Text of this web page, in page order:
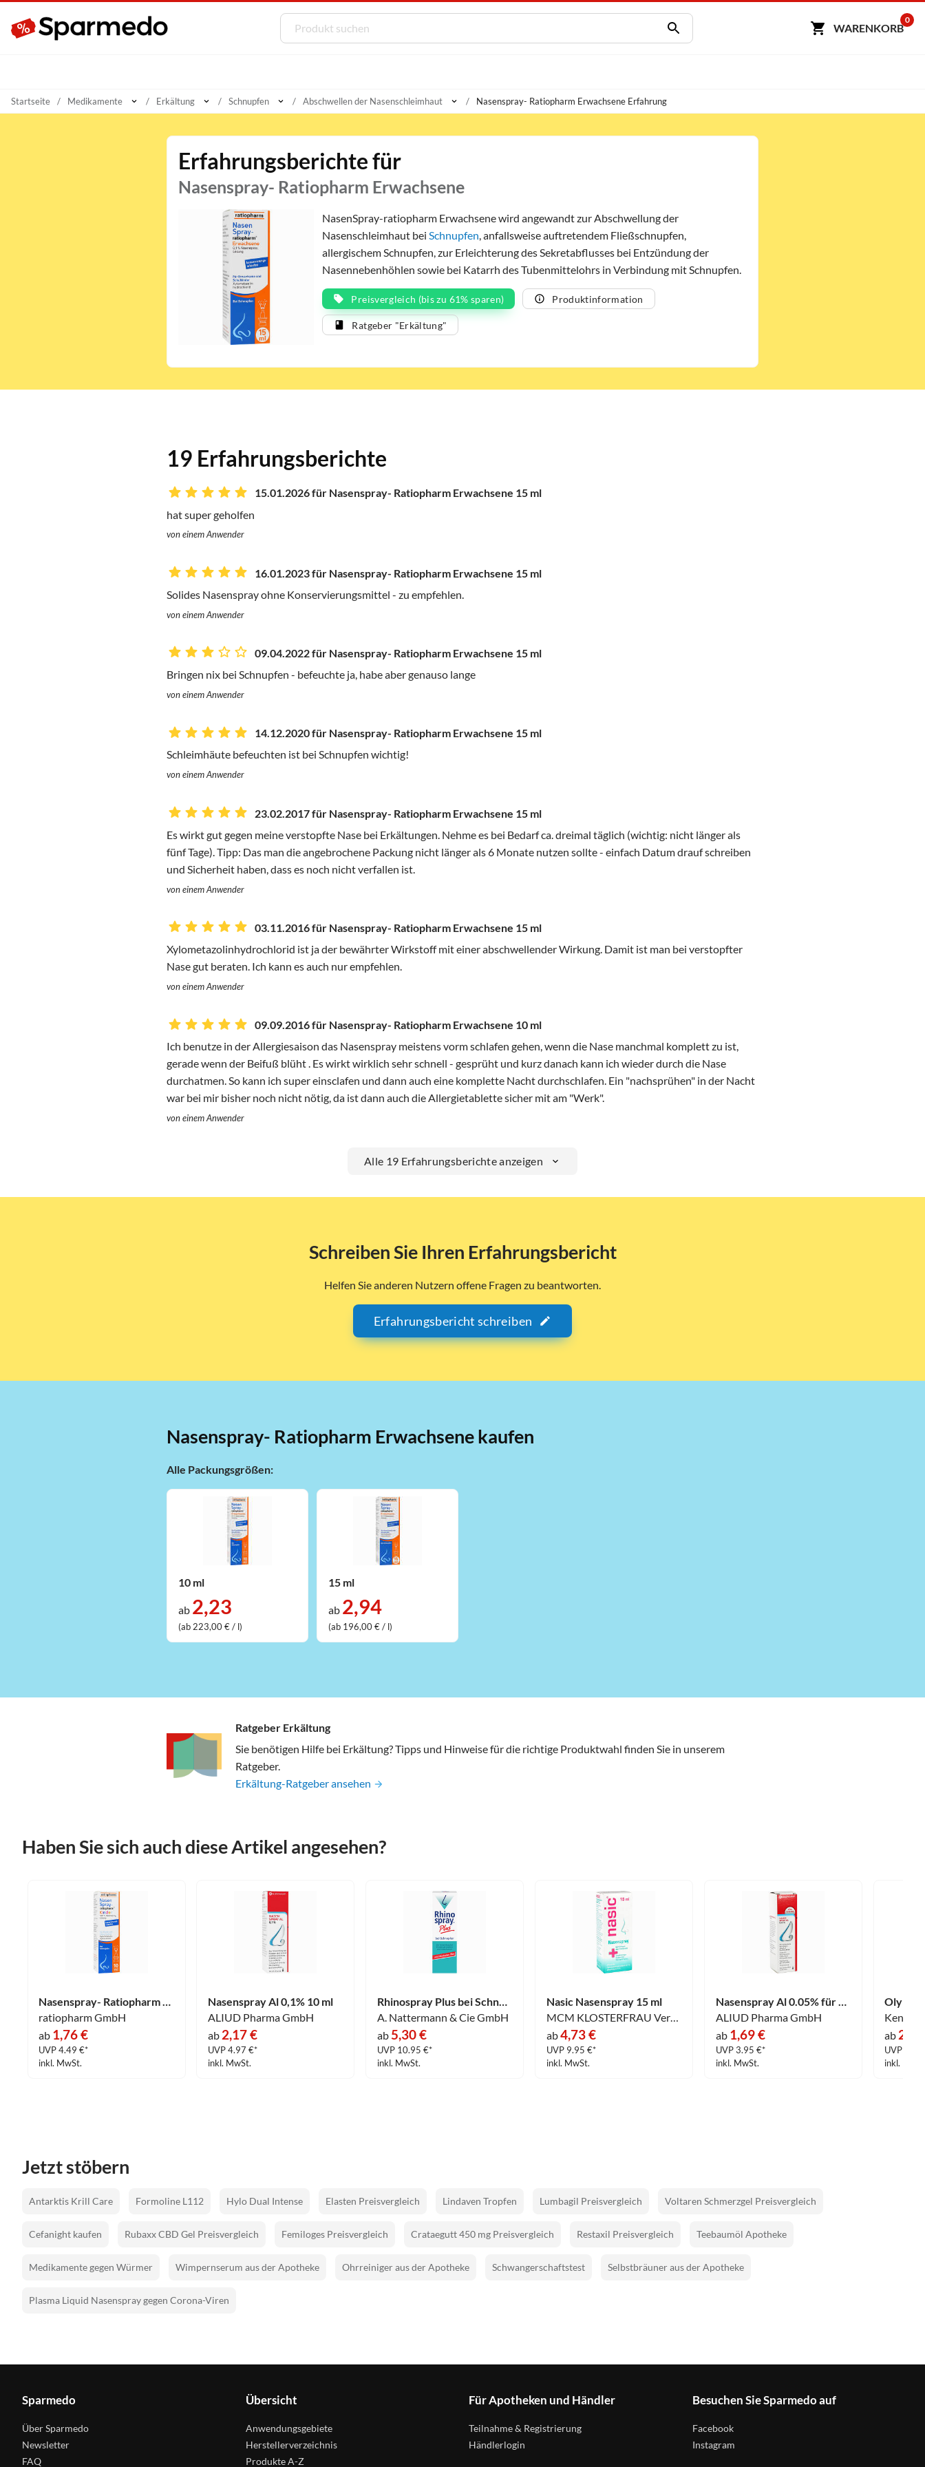
WARENKORB
0
Startseite Medikamente Erkältung Schnupfen Abschwellen der Nasenschleimhaut Nasenspray- Ratiopharm Erwachsene Erfahrung
Erfahrungsberichte für
Nasenspray- Ratiopharm Erwachsene
NasenSpray-ratiopharm Erwachsene wird angewandt zur Abschwellung der
Nasenschleimhaut bei Schnupfen , anfallsweise auftretendem Fließschnupfen,
allergischem Schnupfen, zur Erleichterung des Sekretabflusses bei Entzündung der
Nasennebenhöhlen sowie bei Katarrh des Tubenmittelohrs in Verbindung mit Schnupfen.
Preisvergleich (bis zu 61% sparen) Produktinformation
Ratgeber "Erkältung"
19 Erfahrungsberichte
15.01.2026 für Nasenspray- Ratiopharm Erwachsene 15 ml
hat super geholfen
von einem Anwender
16.01.2023 für Nasenspray- Ratiopharm Erwachsene 15 ml
Solides Nasenspray ohne Konservierungsmittel - zu empfehlen.
von einem Anwender
09.04.2022 für Nasenspray- Ratiopharm Erwachsene 15 ml
Bringen nix bei Schnupfen - befeuchte ja, habe aber genauso lange
von einem Anwender
14.12.2020 für Nasenspray- Ratiopharm Erwachsene 15 ml
Schleimhäute befeuchten ist bei Schnupfen wichtig!
von einem Anwender
23.02.2017 für Nasenspray- Ratiopharm Erwachsene 15 ml
Es wirkt gut gegen meine verstopfte Nase bei Erkältungen. Nehme es bei Bedarf ca. dreimal täglich (wichtig: nicht länger als
fünf Tage). Tipp: Das man die angebrochene Packung nicht länger als 6 Monate nutzen sollte - einfach Datum drauf schreiben
und Sicherheit haben, dass es noch nicht verfallen ist.
von einem Anwender
03.11.2016 für Nasenspray- Ratiopharm Erwachsene 15 ml
Xylometazolinhydrochlorid ist ja der bewährter Wirkstoff mit einer abschwellender Wirkung. Damit ist man bei verstopfter
Nase gut beraten. Ich kann es auch nur empfehlen.
von einem Anwender
09.09.2016 für Nasenspray- Ratiopharm Erwachsene 10 ml
Ich benutze in der Allergiesaison das Nasenspray meistens vorm schlafen gehen, wenn die Nase manchmal komplett zu ist,
gerade wenn der Beifuß blüht . Es wirkt wirklich sehr schnell - gesprüht und kurz danach kann ich wieder durch die Nase
durchatmen. So kann ich super einsclafen und dann auch eine komplette Nacht durchschlafen. Ein "nachsprühen" in der Nacht
war bei mir bisher noch nicht nötig, da ist dann auch die Allergietablette sicher mit am "Werk".
von einem Anwender
Alle 19 Erfahrungsberichte anzeigen
Schreiben Sie Ihren Erfahrungsbericht
Helfen Sie anderen Nutzern offene Fragen zu beantworten.
Erfahrungsbericht schreiben
Nasenspray- Ratiopharm Erwachsene kaufen
Alle Packungsgrößen:
10 ml
ab 2,23
(ab 223,00 € / l)
15 ml
ab 2,94
(ab 196,00 € / l)
Ratgeber Erkältung
Sie benötigen Hilfe bei Erkältung? Tipps und Hinweise für die richtige Produktwahl finden Sie in unserem
Ratgeber.
Erkältung-Ratgeber ansehen
Haben Sie sich auch diese Artikel angesehen?
Nasenspray- Ratiopharm Kinder 10 ml
ratiopharm GmbH
ab 1,76 €
UVP 4.49 €*
inkl. MwSt.
Nasenspray Al 0,1% 10 ml
ALIUD Pharma GmbH
ab 2,17 €
UVP 4.97 €*
inkl. MwSt.
Rhinospray Plus bei Schnupfen mit Feindosierer Dosierspray 10 ml
A. Nattermann & Cie GmbH
ab 5,30 €
UVP 10.95 €*
inkl. MwSt.
Nasic Nasenspray 15 ml
MCM KLOSTERFRAU Vertr. GmbH
ab4,73 €
UVP 9.95 €*
inkl. MwSt.
Nasenspray Al 0.05% für Kinder 10 ml
ALIUD Pharma GmbH
ab 1,69 €
UVP 3.95 €*
inkl. MwSt.
ab
UVP
inkl.
Jetzt stöbern
Antarktis Krill Care Formoline L112 Hylo Dual Intense Elasten Preisvergleich Lindaven Tropfen Lumbagil Preisvergleich Voltaren Schmerzgel Preisvergleich
Cefanight kaufen Rubaxx CBD Gel Preisvergleich Femiloges Preisvergleich Crataegutt 450 mg Preisvergleich Restaxil Preisvergleich Teebaumöl Apotheke
Medikamente gegen Würmer Wimpernserum aus der Apotheke Ohrreiniger aus der Apotheke Schwangerschaftstest Selbstbräuner aus der Apotheke
Plasma Liquid Nasenspray gegen Corona-Viren
Sparmedo
Über Sparmedo
Newsletter
FAQ
Übersicht
Anwendungsgebiete
Herstellerverzeichnis
Produkte A-Z
Für Apotheken und Händler
Teilnahme & Registrierung
Händlerlogin
Besuchen Sie Sparmedo auf
Facebook
Instagram